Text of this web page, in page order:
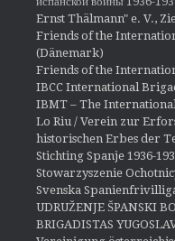
Ernst Thälmann" e. V.,
Friends of the
(Dänemark)
Friends of the
IBCC International
IBMT – The
Lo Riu / Verein zur
historischen Erbes der
Stichting Spanje 1936-
Stowarzyszenie
Svenska
UDRUŽENJE ŠPANSKI
BRIGADISTAS